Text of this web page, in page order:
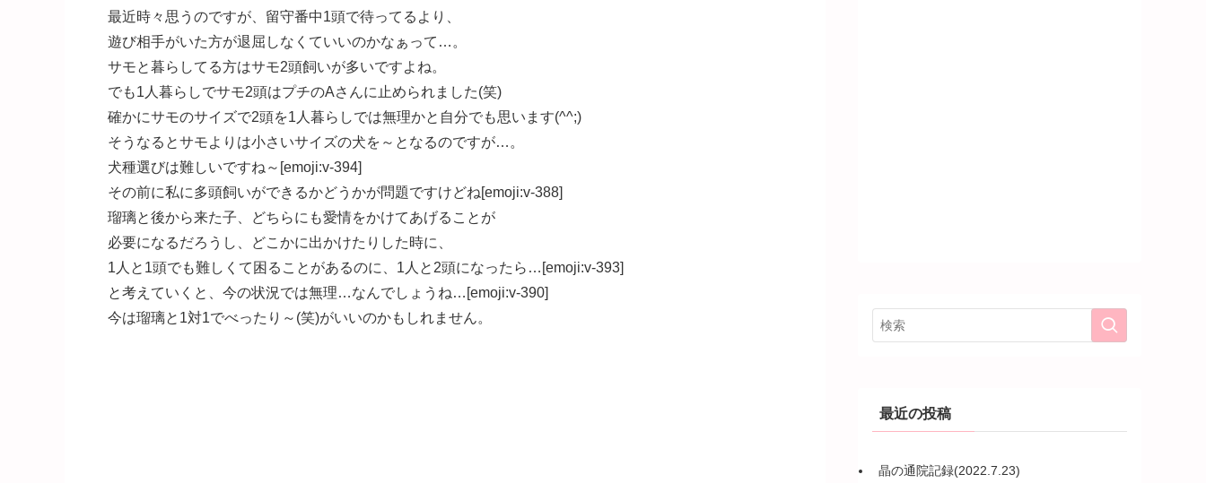
最近時々思うのですが、留守番中1頭で待ってるより、
遊び相手がいた方が退屈しなくていいのかなぁって…。
サモと暮らしてる方はサモ2頭飼いが多いですよね。
でも1人暮らしでサモ2頭はプチのAさんに止められました(笑)
確かにサモのサイズで2頭を1人暮らしでは無理かと自分でも思います(^^;)
そうなるとサモよりは小さいサイズの犬を～となるのですが…。
犬種選びは難しいですね～[emoji:v-394]
その前に私に多頭飼いができるかどうかが問題ですけどね[emoji:v-388]
瑠璃と後から来た子、どちらにも愛情をかけてあげることが
必要になるだろうし、どこかに出かけたりした時に、
1人と1頭でも難しくて困ることがあるのに、1人と2頭になったら…[emoji:v-393]
と考えていくと、今の状況では無理…なんでしょうね…[emoji:v-390]
今は瑠璃と1対1でべったり～(笑)がいいのかもしれません。
最近の投稿
晶の通院記録(2022.7.23)